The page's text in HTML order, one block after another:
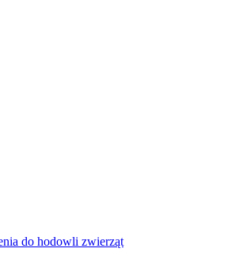
do hodowli zwierząt